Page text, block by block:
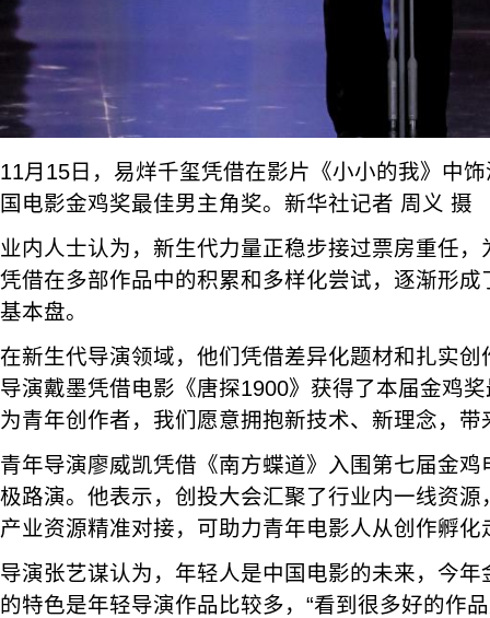
11月15日，易烊千玺凭借在影片《小小的我》中
国电影金鸡奖最佳男主角奖。新华社记者 周义 摄
业内人士认为，新生代力量正稳步接过票房重任
凭借在多部作品中的积累和多样化尝试，逐渐形
基本盘。
在新生代导演领域，他们凭借差异化题材和扎实
导演戴墨凭借电影《唐探1900》获得了本届金鸡
为青年创作者，我们愿意拥抱新技术、新理念，带
青年导演廖威凯凭借《南方蝶道》入围第七届金
极路演。他表示，创投大会汇聚了行业内一线资
产业资源精准对接，可助力青年电影人从创作孵化
导演张艺谋认为，年轻人是中国电影的未来，今
的特色是年轻导演作品比较多，“看到很多好的作